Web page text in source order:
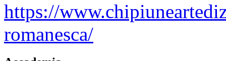
https://
romanesca/